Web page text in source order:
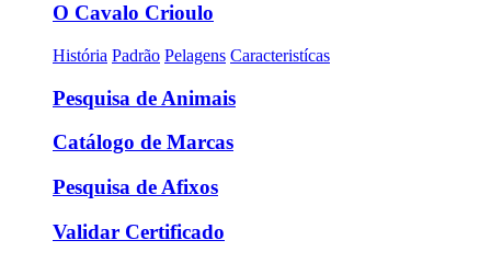
O Cavalo Crioulo
História Padrão Pelagens Caracteristícas
Pesquisa de Animais
Catálogo de Marcas
Pesquisa de Afixos
Validar Certificado